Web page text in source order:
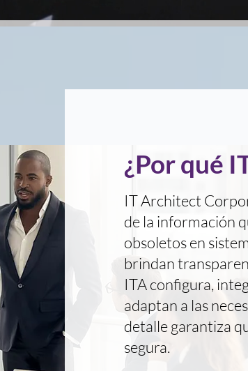
¿Por qué
IT Architect
de la información
obsoletos en
brindan
ITA configura,
adaptan a las
detalle garantiza
segura.